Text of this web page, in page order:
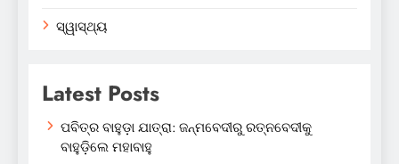
ସ୍ୱାସ୍ଥ୍ୟ
Latest Posts
ପବିତ୍ର ବାହୁଡ଼ା ଯାତ୍ରା: ଜନ୍ମବେଦୀରୁ ରତ୍ନବେଦୀକୁ
ବାହୁଡ଼ିଲେ ମହାବାହୁ